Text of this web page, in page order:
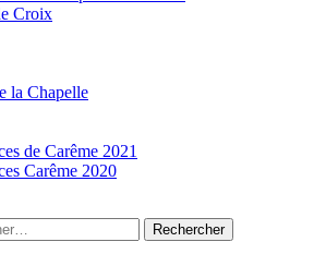
Croix
la Chapelle
de Carême 2021
Carême 2020